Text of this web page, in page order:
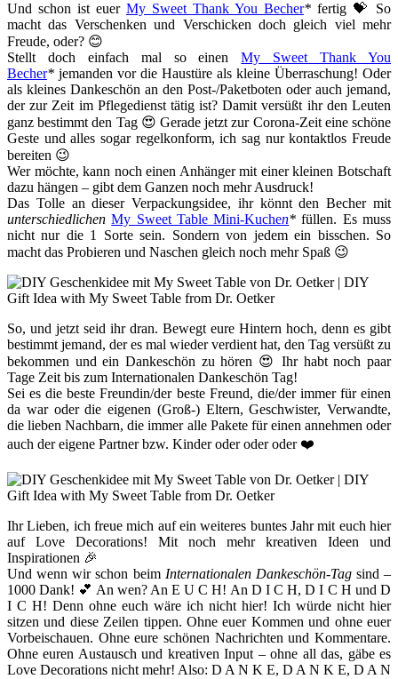
Und schon ist euer My Sweet Thank You Becher* fertig 💝 So
macht das Verschenken und Verschicken doch gleich viel mehr
Freude, oder? 😊
Stellt doch einfach mal so einenMy Sweet Thank You
Becher* jemanden vor die Haustüre als kleine Überraschung! Oder
als kleines Dankeschön an den Post-/Paketboten oder auch jemand,
der zur Zeit im Pflegedienst tätig ist? Damit versüßt ihr den Leuten
ganz bestimmt den Tag 😍 Gerade jetzt zur Corona-Zeit eine schöne
Geste und alles sogar regelkonform, ich sag nur kontaktlos Freude
bereiten 😉
Wer möchte, kann noch einen Anhänger mit einer kleinen Botschaft
dazu hängen – gibt dem Ganzen noch mehr Ausdruck!
Das Tolle an dieser Verpackungsidee, ihr könnt den Becher mit
unterschiedlichenMy Sweet Table Mini-Kuchen* füllen. Es muss
nicht nur die 1 Sorte sein. Sondern von jedem ein bisschen. So
macht das Probieren und Naschen gleich noch mehr Spaß 😉
So, und jetzt seid ihr dran. Bewegt eure Hintern hoch, denn es gibt
bestimmt jemand, der es mal wieder verdient hat, den Tag versüßt zu
bekommen und ein Dankeschön zu hören 😍 Ihr habt noch paar
Tage Zeit bis zum Internationalen Dankeschön Tag!
Sei es die beste Freundin/der beste Freund, die/der immer für einen
da war oder die eigenen (Groß-) Eltern, Geschwister, Verwandte,
die lieben Nachbarn, die immer alle Pakete für einen annehmen oder
auch der eigene Partner bzw. Kinder oder oder oder ❤️
Ihr Lieben, ich freue mich auf ein weiteres buntes Jahr mit euch hier
auf Love Decorations! Mit noch mehr kreativen Ideen und
Inspirationen 🎉
Und wenn wir schon beim Internationalen Dankeschön-Tagsind –
1000 Dank! 💕 An wen? An E U C H! An D I C H, D I C H und D
I C H! Denn ohne euch wäre ich nicht hier! Ich würde nicht hier
sitzen und diese Zeilen tippen. Ohne euer Kommen und ohne euer
Vorbeischauen. Ohne eure schönen Nachrichten und Kommentare.
Ohne euren Austausch und kreativen Input – ohne all das, gäbe es
Love Decorations nicht mehr! Also: D A N K E, D A N K E, D A N